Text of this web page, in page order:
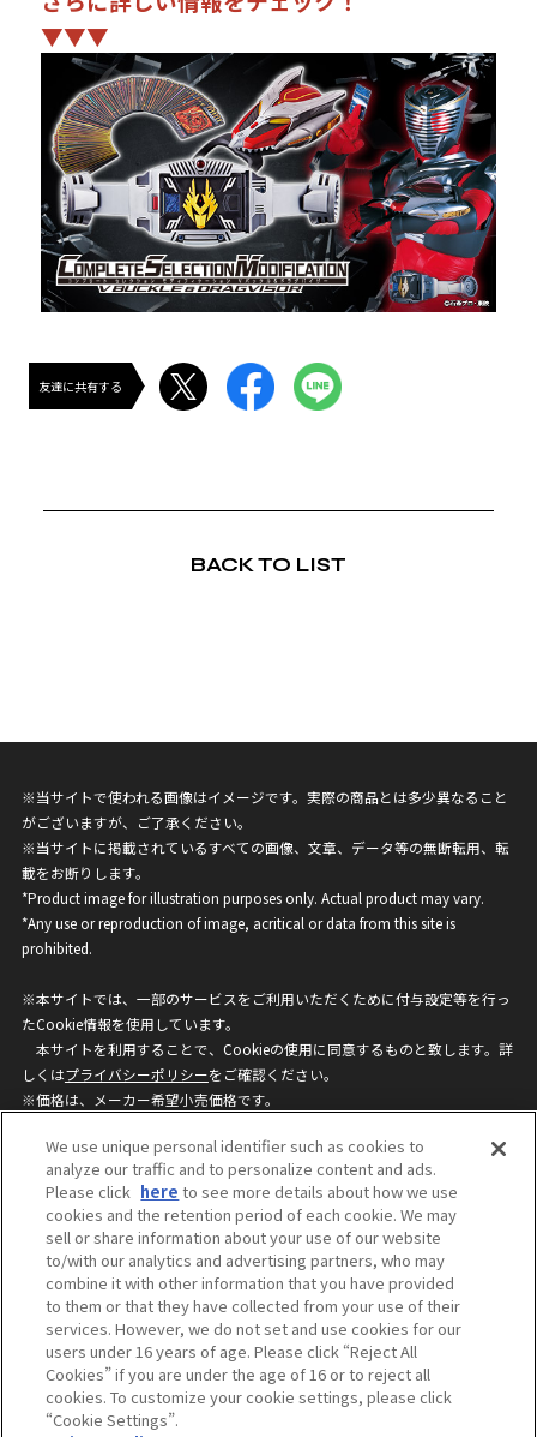
▼▼▼
友達に共有する
BACK TO LIST
※当サイトで使われる画像はイメージです。実際の商品とは多少異なること
がございますが、ご了承ください。
※当サイトに掲載されているすべての画像、文章、データ等の無断転用、転
載をお断りします。
*Product image for illustration purposes only. Actual product may vary.
*Any use or reproduction of image, acritical or data from this site is
prohibited.
※本サイトでは、一部のサービスをご利用いただくために付与設定等を行っ
たCookie情報を使用しています。
本サイトを利用することで、Cookieの使用に同意するものと致します。詳
しくはプライバシーポリシーをご確認ください。
※価格は、メーカー希望小売価格です。
ざいますのでご了承ください。
privacypolicy
Do Not Sell or Share My
Personal Information
ウェブサイトご利用条件
ソーシャルメディアポリシー
個人情報保護方針
お問い合わせ
©BANDAI
We use unique personal identifier such as cookies to
analyze our traffic and to personalize content and ads.
Please click here to see more details about how we use
cookies and the retention period of each cookie. We may
sell or share information about your use of our website
to/with our analytics and advertising partners, who may
combine it with other information that you have provided
to them or that they have collected from your use of their
services. However, we do not set and use cookies for our
users under 16 years of age. Please click “Reject All
Cookies” if you are under the age of 16 or to reject all
cookies. To customize your cookie settings, please click
“Cookie Settings”.